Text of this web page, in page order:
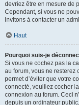
devriez être en mesure de
Cependant, si vous ne
invitons à contacter un
Haut
Pourquoi suis-je
Si vous ne cochez pas la
au forum, vous ne
permet d’éviter que votre
connecté, veuillez cocher
connexion au forum. Ceci
depuis un ordinateur